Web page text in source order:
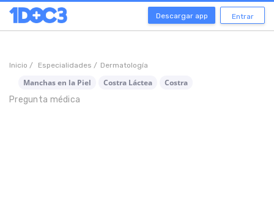
Descargar app Entrar
Inicio / Especialidades / Dermatología
Manchas en la Piel Costra Láctea
Costra
Pregunta médica